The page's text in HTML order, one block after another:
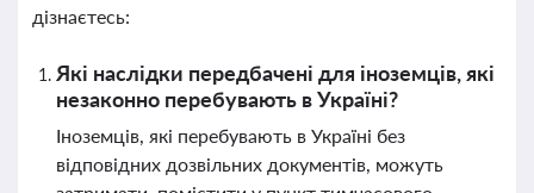
дізнаєтесь:
Які наслідки передбачені для іноземців, які
незаконно перебувають в Україні?
Іноземців, які перебувають в Україні без
відповідних дозвільних документів, можуть